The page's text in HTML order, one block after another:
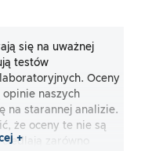
się na uważnej
testów
Oceny
naszych
na starannej analizie.
że oceny te nie są
zarówno
+